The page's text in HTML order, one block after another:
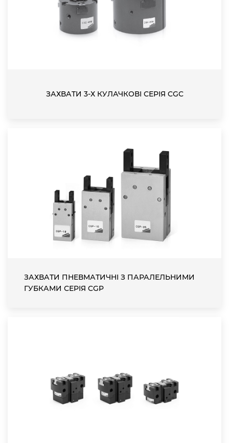
ЗАХВАТИ 3-Х КУЛАЧКОВІ СЕРІЯ CGC
ЗАХВАТИ ПНЕВМАТИЧНІ З ПАРАЛЕЛЬНИМИ
ГУБКАМИ СЕРІЯ CGP